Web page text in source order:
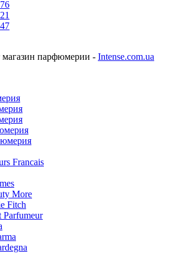
парфюмерии - Intense.com.ua
Francais
More
Fitch
Parfumeur